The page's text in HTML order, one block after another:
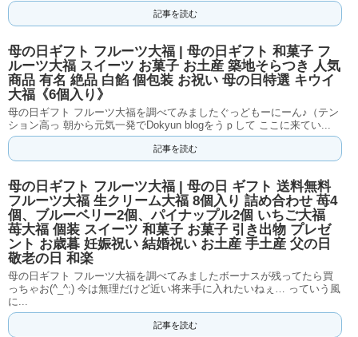
記事を読む
母の日ギフト フルーツ大福 | 母の日ギフト 和菓子 フ
ルーツ大福 スイーツ お菓子 お土産 築地そらつき 人気
商品 有名 絶品 白餡 個包装 お祝い 母の日特選 キウイ
大福《6個入り》
母の日ギフト フルーツ大福を調べてみましたぐっどもーにーん♪（テン
ション高っ 朝から元気一発でDokyun blogをうｐして ここに来てい...
記事を読む
母の日ギフト フルーツ大福 | 母の日 ギフト 送料無料
フルーツ大福 生クリーム大福 8個入り 詰め合わせ 苺4
個、ブルーベリー2個、パイナップル2個 いちご大福
苺大福 個装 スイーツ 和菓子 お菓子 引き出物 プレゼ
ント お歳暮 妊娠祝い 結婚祝い お土産 手土産 父の日
敬老の日 和楽
母の日ギフト フルーツ大福を調べてみましたボーナスが残ってたら買
っちゃお(^_^;) 今は無理だけど近い将来手に入れたいねぇ… っていう風
に...
記事を読む